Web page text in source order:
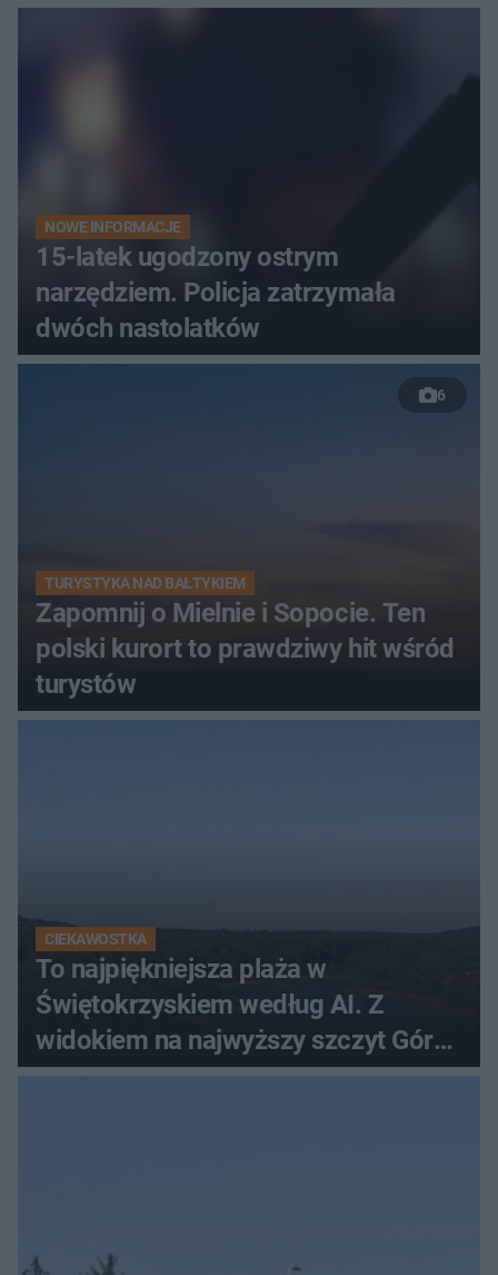
bezradne
NOWE INFORMACJE
15-latek ugodzony ostrym
narzędziem. Policja zatrzymała
dwóch nastolatków
6
TURYSTYKA NAD BAŁTYKIEM
Zapomnij o Mielnie i Sopocie. Ten
polski kurort to prawdziwy hit wśród
turystów
CIEKAWOSTKA
To najpiękniejsza plaża w
Świętokrzyskiem według AI. Z
widokiem na najwyższy szczyt Gór
Świętokrzyskich